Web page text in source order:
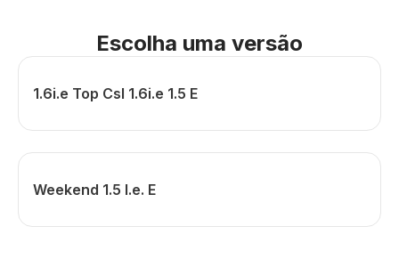
Escolha uma versão
1.6i.e Top Csl 1.6i.e 1.5 E
Weekend 1.5 I.e. E